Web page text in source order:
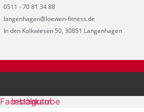
0511 - 70 81 34 88
langenhagen@loewen-fitness.de
In den Kolkwiesen 50, 30851 Langenhagen
Facebook
Instagram
Youtube